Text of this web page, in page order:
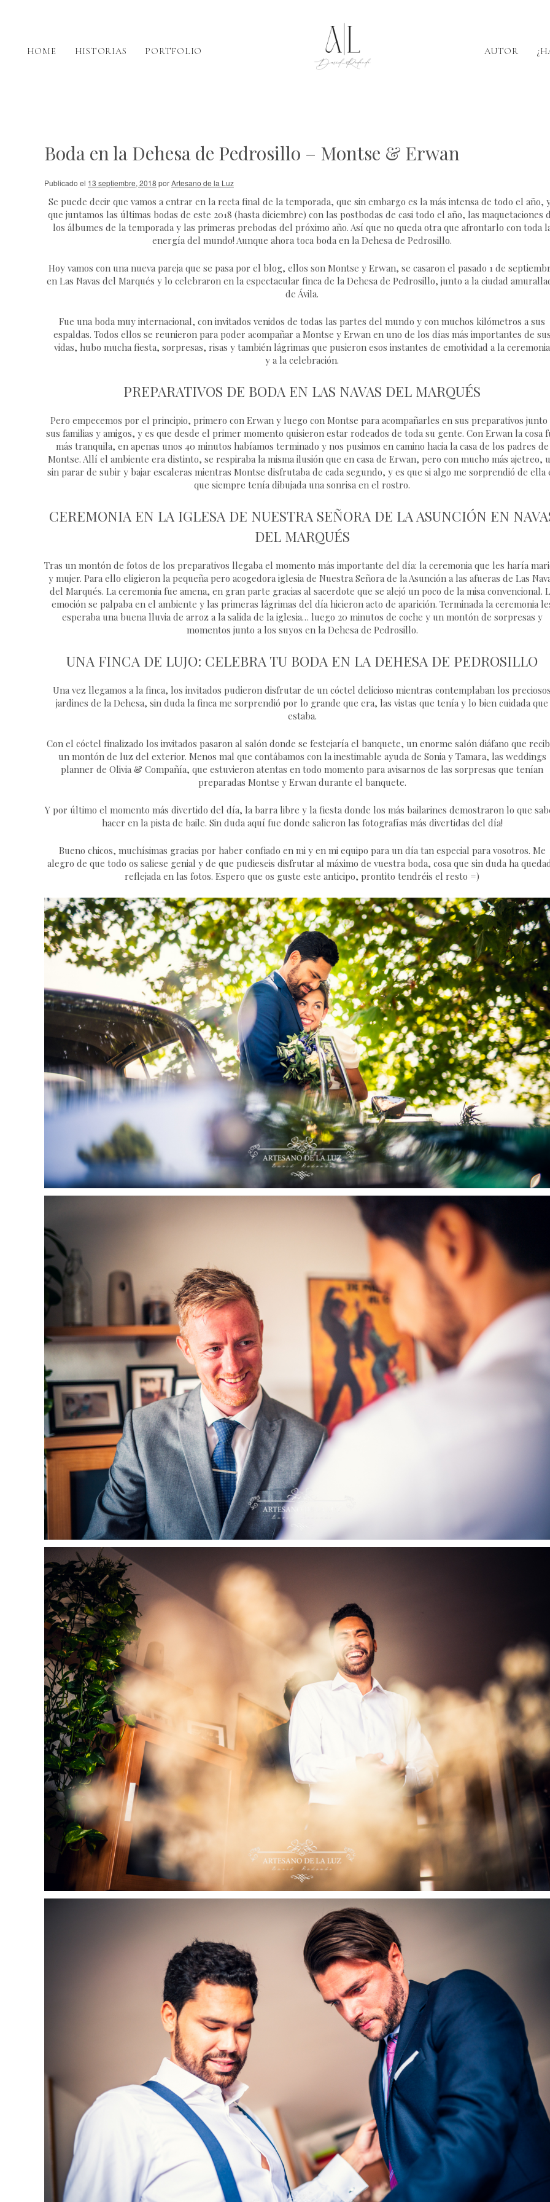
HOME HISTORIAS PORTFOLIO AUTOR
Boda en la Dehesa de Pedrosillo – Montse & Erwan
Publicado el 13 septiembre, 2018 porArtesano de la Luz
Se puede decir que vamos a entrar en la recta final de la temporada, que sin embargo es la más intensa de todo el año,
que juntamos las últimas bodas de este 2018 (hasta diciembre) con las postbodas de casi todo el año, las maquetaciones
los álbumes de la temporada y las primeras prebodas del próximo año. Así que no queda otra que afrontarlo con toda
energía del mundo! Aunque ahora toca boda en la Dehesa de Pedrosillo.
Hoy vamos con una nueva pareja que se pasa por el blog, ellos son Montse y Erwan, se casaron el pasado 1 de
en Las Navas del Marqués y lo celebraron en la espectacular finca de la Dehesa de Pedrosillo, junto a la ciudad
de Ávila.
Fue una boda muy internacional, con invitados venidos de todas las partes del mundo y con muchos kilómetros a sus
espaldas. Todos ellos se reunieron para poder acompañar a Montse y Erwan en uno de los días más importantes de
vidas, hubo mucha fiesta, sorpresas, risas y también lágrimas que pusieron esos instantes de emotividad a la ceremonia
y a la celebración.
PREPARATIVOS DE BODA EN LAS NAVAS DEL MARQUÉS
Pero empecemos por el principio, primero con Erwan y luego con Montse para acompañarles en sus preparativos junto
sus familias y amigos, y es que desde el primer momento quisieron estar rodeados de toda su gente. Con Erwan la cosa
más tranquila, en apenas unos 40 minutos habíamos terminado y nos pusimos en camino hacia la casa de los padres de
Montse. Allí el ambiente era distinto, se respiraba la misma ilusión que en casa de Erwan, pero con mucho más ajetreo,
sin parar de subir y bajar escaleras mientras Montse disfrutaba de cada segundo, y es que si algo me sorprendió de ella
que siempre tenía dibujada una sonrisa en el rostro.
CEREMONIA EN LA IGLESA DE NUESTRA SEÑORA DE LA ASUNCIÓN EN
DEL MARQUÉS
Tras un montón de fotos de los preparativos llegaba el momento más importante del día: la ceremonia que les haría
y mujer. Para ello eligieron la pequeña pero acogedora iglesia de Nuestra Señora de la Asunción a las afueras de Las
del Marqués. La ceremonia fue amena, en gran parte gracias al sacerdote que se alejó un poco de la misa convencional.
emoción se palpaba en el ambiente y las primeras lágrimas del día hicieron acto de aparición. Terminada la ceremonia
esperaba una buena lluvia de arroz a la salida de la iglesia… luego 20 minutos de coche y un montón de sorpresas y
momentos junto a los suyos en la Dehesa de Pedrosillo.
UNA FINCA DE LUJO: CELEBRA TU BODA EN LA DEHESA DE PEDROSILLO
Una vez llegamos a la finca, los invitados pudieron disfrutar de un cóctel delicioso mientras contemplaban los
jardines de la Dehesa, sin duda la finca me sorprendió por lo grande que era, las vistas que tenía y lo bien cuidada que
estaba.
Con el cóctel finalizado los invitados pasaron al salón donde se festejaría el banquete, un enorme salón diáfano que
un montón de luz del exterior. Menos mal que contábamos con la inestimable ayuda de Sonia y Tamara, las weddings
planner de Olivia & Compañía, que estuvieron atentas en todo momento para avisarnos de las sorpresas que tenían
preparadas Montse y Erwan durante el banquete.
Y por último el momento más divertido del día, la barra libre y la fiesta donde los más bailarines demostraron lo que
hacer en la pista de baile. Sin duda aquí fue donde salieron las fotografías más divertidas del día!
Bueno chicos, muchísimas gracias por haber confiado en mi y en mi equipo para un día tan especial para vosotros. Me
alegro de que todo os saliese genial y de que pudieseis disfrutar al máximo de vuestra boda, cosa que sin duda ha
reflejada en las fotos. Espero que os guste este anticipo, prontito tendréis el resto =)